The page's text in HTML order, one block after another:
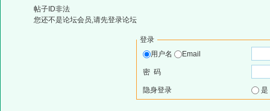
帖子ID非法
您还不是论坛会员,请先登录论坛
登录
用户名
Email
密 码
隐身登录